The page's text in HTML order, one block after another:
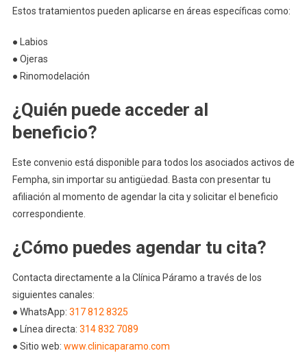
Estos tratamientos pueden aplicarse en áreas específicas como:
● Labios
● Ojeras
● Rinomodelación
¿Quién puede acceder al
beneficio?
Este convenio está disponible para todos los asociados activos de
Fempha, sin importar su antigüedad. Basta con presentar tu
afiliación al momento de agendar la cita y solicitar el beneficio
correspondiente.
¿Cómo puedes agendar tu cita?
Contacta directamente a la Clínica Páramo a través de los
siguientes canales:
● WhatsApp: 317 812 8325
● Línea directa: 314 832 7089
● Sitio web: www.clinicaparamo.com